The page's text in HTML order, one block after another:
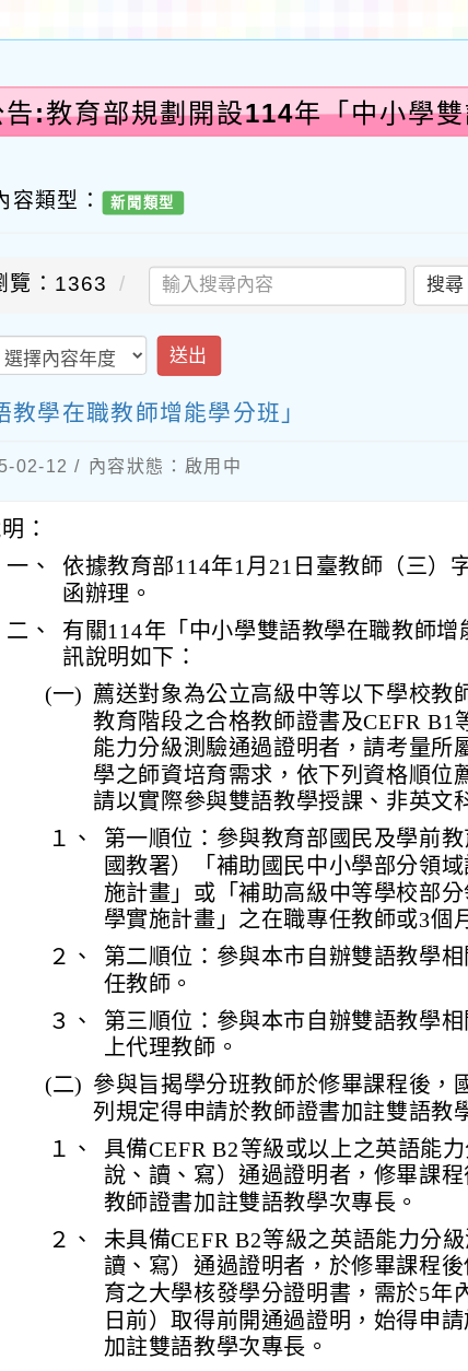
:教育部規劃開設114年「中小學
容類型： 新聞類型
覽：1363 搜尋
送出
學在職教師增能學分班」
02-12 / 內容狀態：啟用中
：
一、
依據教育部114年1月21日臺教師（三）
函辦理。
二、
有關114年「中小學雙語教學在職教師增
訊說明如下：
(一) 薦送對象為公立高級中等以下學校教
教育階段之合格教師證書及CEFR B1
能力分級測驗通過證明者，請考量所
學之師資培育需求，依下列資格順位
請以實際參與雙語教學授課、非英文
１、
第一順位：參與教育部國民及學前
國教署）「補助國民中小學部分領
施計畫」或「補助高級中等學校部
學實施計畫」之在職專任教師或3個
２、
第二順位：參與本市自辦雙語教學
任教師。
３、
第三順位：參與本市自辦雙語教學
上代理教師。
(二) 參與旨揭學分班教師於修畢課程後，
列規定得申請於教師證書加註雙語教
１、
具備CEFR B2等級或以上之英語能
說、讀、寫）通過證明者，修畢課
教師證書加註雙語教學次專長。
２、
未具備CEFR B2等級之英語能力分
讀、寫）通過證明者，於修畢課程
育之大學核發學分證明書，需於5年
日前）取得前開通過證明，始得申
加註雙語教學次專長。